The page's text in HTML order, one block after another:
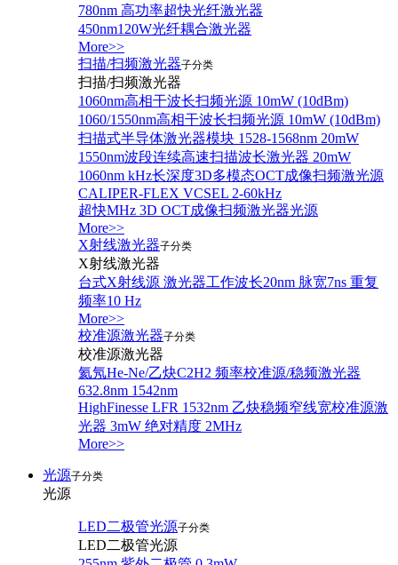
780nm 高功率超快光纤激光器
450nm120W光纤耦合激光器
More>>
扫描/扫频激光器子分类
扫描/扫频激光器
1060nm高相干波长扫频光源 10mW (10dBm)
1060/1550nm高相干波长扫频光源 10mW (10dBm)
扫描式半导体激光器模块 1528-1568nm 20mW
1550nm波段连续高速扫描波长激光器 20mW
1060nm kHz长深度3D多模态OCT成像扫频激光源
CALIPER-FLEX VCSEL 2-60kHz
超快MHz 3D OCT成像扫频激光器光源
More>>
X射线激光器子分类
X射线激光器
台式X射线源 激光器工作波长20nm 脉宽7ns 重复
频率10 Hz
More>>
校准源激光器子分类
校准源激光器
氦氖He-Ne/乙炔C2H2 频率校准源/稳频激光器
632.8nm 1542nm
HighFinesse LFR 1532nm 乙炔稳频窄线宽校准源激
光器 3mW 绝对精度 2MHz
More>>
光源子分类
光源
LED二极管光源子分类
LED二极管光源